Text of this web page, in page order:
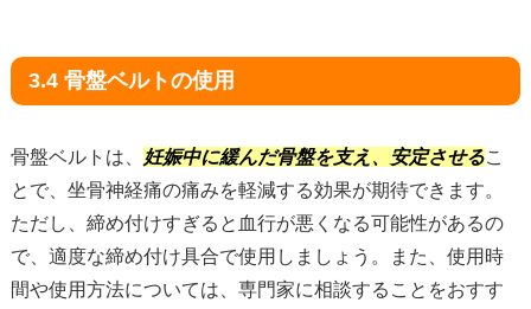
3.4 骨盤ベルトの使用
骨盤ベルトは、 妊娠中に緩んだ骨盤を支え、安定させるこ
とで、坐骨神経痛の痛みを軽減する効果が期待できます。
ただし、締め付けすぎると血行が悪くなる可能性があるの
で、適度な締め付け具合で使用しましょう。また、使用時
間や使用方法については、専門家に相談することをおすす